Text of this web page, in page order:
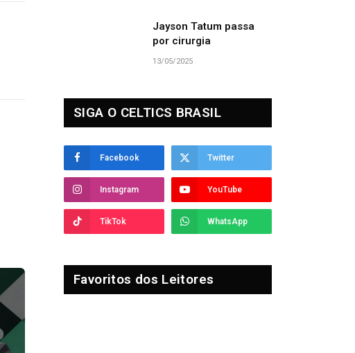
Jayson Tatum passa
por cirurgia
13/05/2025
SIGA O CELTICS BRASIL
Facebook Twitter
Instagram YouTube
TikTok WhatsApp
Favoritos dos Leitores